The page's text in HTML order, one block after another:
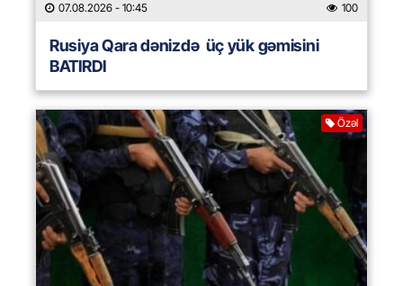
07.08.2026 - 10:45 100
Rusiya Qara dənizdə üç yük gəmisini
BATIRDI
Özəl